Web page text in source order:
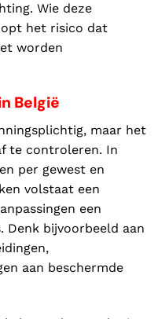
Wie deze
het risico dat
worden
België
maar het
te controleren. In
per gewest en
volstaat een
een
Denk bijvoorbeeld aan
aan beschermde